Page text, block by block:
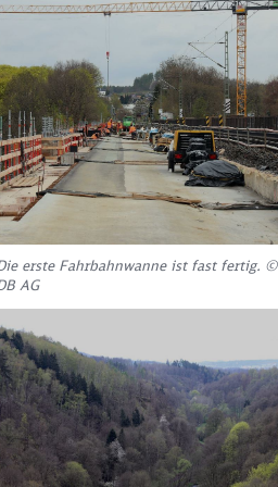
dazu in
erste Fahrbahnwanne ist fast fertig. ©
AG